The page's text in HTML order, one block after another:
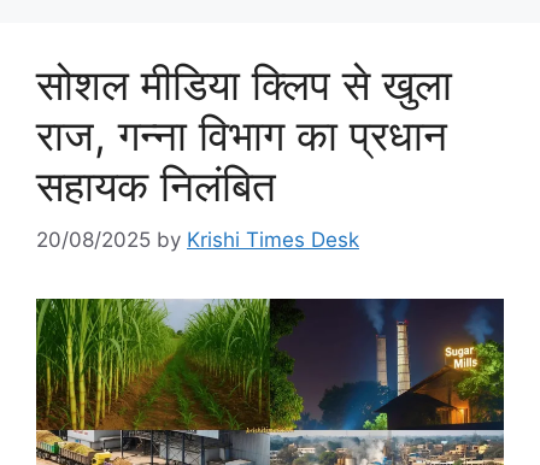
सोशल मीडिया क्लिप से खुला
राज, गन्ना विभाग का प्रधान
सहायक निलंबित
20/08/2025 by Krishi Times Desk